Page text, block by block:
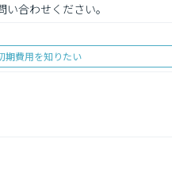
合わせください。
期費用を知りたい